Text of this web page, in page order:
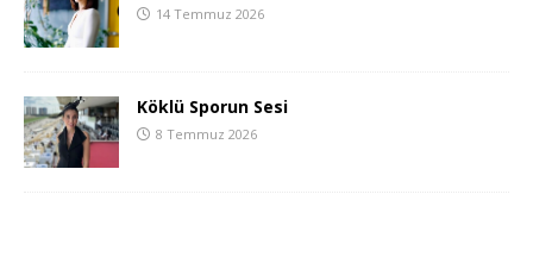
14 Temmuz 2026
Köklü Sporun Sesi
8 Temmuz 2026